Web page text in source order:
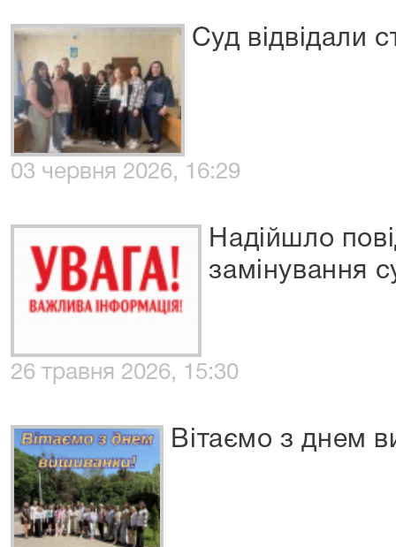
Суд відвідали
03 червня 2026, 16:29
Надійшло
замінування
26 травня 2026, 15:30
Вітаємо з днем